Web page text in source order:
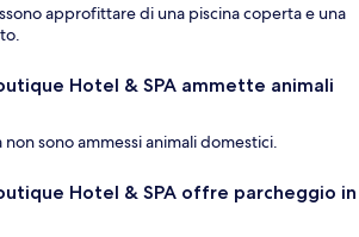
approfittare di una piscina coperta e una
Hotel & SPA ammette animali
non sono ammessi animali domestici.
Hotel & SPA offre parcheggio in